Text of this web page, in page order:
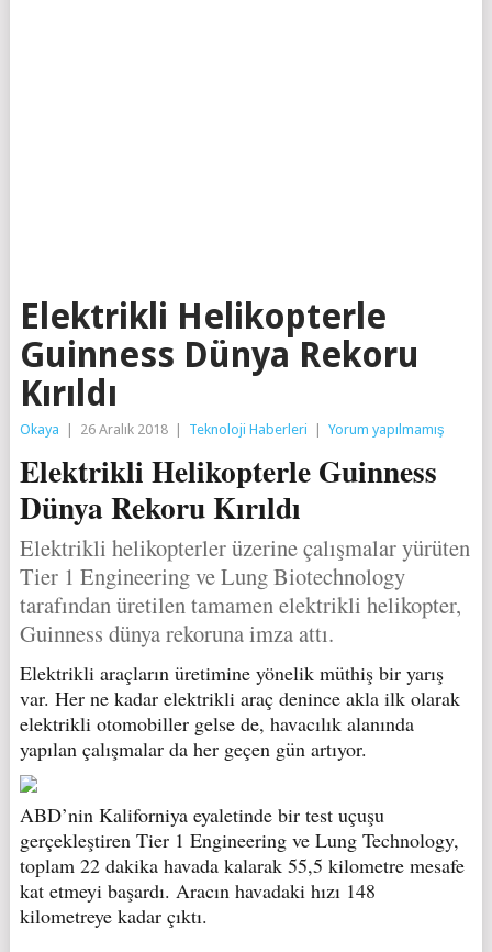
Elektrikli Helikopterle
Guinness Dünya Rekoru
Kırıldı
Okaya 26 Aralık 2018 Teknoloji Haberleri Yorum yapılmamış
Elektrikli Helikopterle Guinness
Dünya Rekoru Kırıldı
Elektrikli helikopterler üzerine çalışmalar yürüten
Tier 1 Engineering ve Lung Biotechnology
tarafından üretilen tamamen elektrikli helikopter,
Guinness dünya rekoruna imza attı.
Elektrikli araçların üretimine yönelik müthiş bir yarış
var. Her ne kadar elektrikli araç denince akla ilk olarak
elektrikli otomobiller gelse de, havacılık alanında
yapılan çalışmalar da her geçen gün artıyor.
ABD’nin Kaliforniya eyaletinde bir test uçuşu
gerçekleştiren Tier 1 Engineering ve Lung Technology,
toplam 22 dakika havada kalarak 55,5 kilometre mesafe
kat etmeyi başardı. Aracın havadaki hızı 148
kilometreye kadar çıktı.